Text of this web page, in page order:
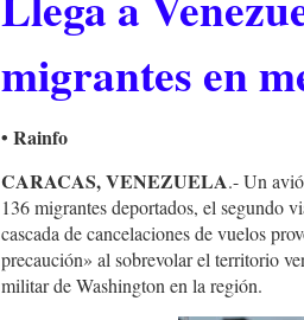
migrantes en
• Rainfo
CARACAS, VENEZUELA.- Un
136 migrantes deportados, el segundo
cascada de cancelaciones de vuelos
precaución» al sobrevolar el territorio
militar de Washington en la región.